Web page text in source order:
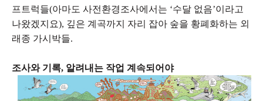
프트럭들(아마도 사전환경조사에서는 ‘수달 없음’이라고
나왔겠지요), 깊은 계곡까지 자리 잡아 숲을 황폐화하는 외
래종 가시박들.
조사와 기록, 알려내는 작업 계속되어야